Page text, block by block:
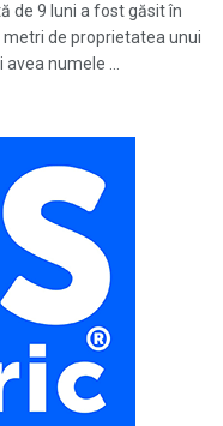
de 9 luni a fost găsit în
de proprietatea unui
numele ...